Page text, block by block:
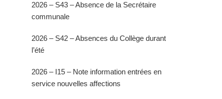
2026 – S43 – Absence de la Secrétaire
communale
2026 – S42 – Absences du Collège durant
l’été
2026 – I15 – Note information entrées en
service nouvelles affections